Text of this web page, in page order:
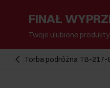
FINAŁ
Twoje ulubione
Torba podróżna TB-217-